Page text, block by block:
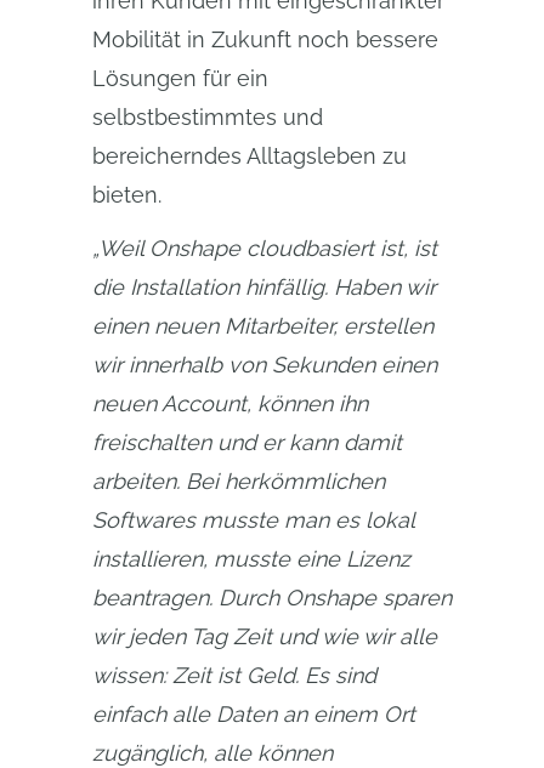
Mobilität in Zukunft noch bessere
Lösungen für ein
selbstbestimmtes und
bereicherndes Alltagsleben zu
bieten.
„Weil Onshape cloudbasiert ist, ist
die Installation hinfällig. Haben wir
einen neuen Mitarbeiter, erstellen
wir innerhalb von Sekunden einen
neuen Account, können ihn
freischalten und er kann damit
arbeiten. Bei herkömmlichen
Softwares musste man es lokal
installieren, musste eine Lizenz
beantragen. Durch Onshape sparen
wir jeden Tag Zeit und wie wir alle
wissen: Zeit ist Geld. Es sind
einfach alle Daten an einem Ort
zugänglich, alle können